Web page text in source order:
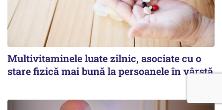
Multivitaminele luate zilnic, asociate cu o
stare fizică mai bună la persoanele în vârstă